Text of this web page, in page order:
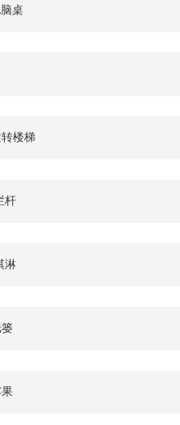
桌
楼梯
杆
淋